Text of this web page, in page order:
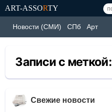
ART-ASSORTY
Новости (СМИ) СПб Арт
Записи с меткой:
Свежие новости